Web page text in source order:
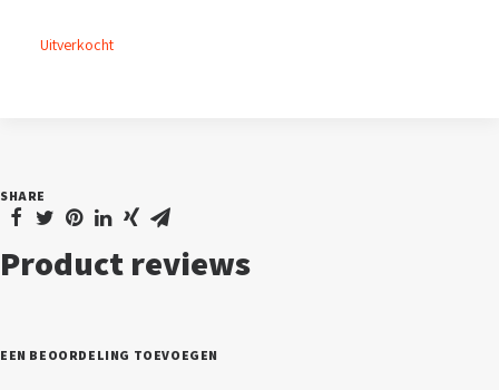
Uitverkocht
SHARE
Product reviews
EEN BEOORDELING TOEVOEGEN